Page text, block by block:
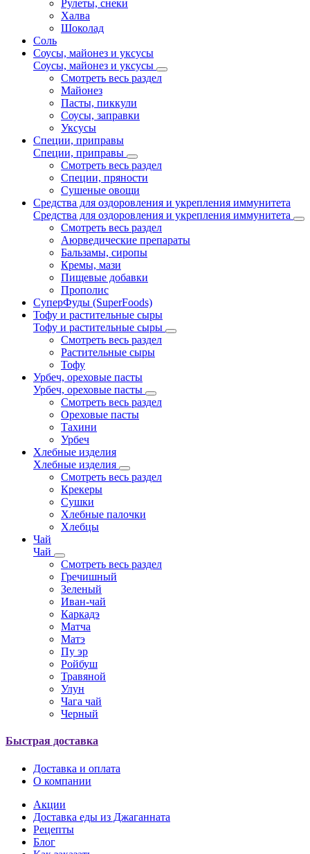
Рулеты, снеки
Халва
Шоколад
Соль
Соусы, майонез и уксусы
Соусы, майонез и уксусы
Смотреть весь раздел
Майонез
Пасты, пиккули
Соусы, заправки
Уксусы
Специи, приправы
Специи, приправы
Смотреть весь раздел
Специи, пряности
Сушеные овощи
Средства для оздоровления и укрепления иммунитета
Средства для оздоровления и укрепления иммунитета
Смотреть весь раздел
Аюрведические препараты
Бальзамы, сиропы
Кремы, мази
Пищевые добавки
Прополис
СуперФуды (SuperFoods)
Тофу и растительные сыры
Тофу и растительные сыры
Смотреть весь раздел
Растительные сыры
Тофу
Урбеч, ореховые пасты
Урбеч, ореховые пасты
Смотреть весь раздел
Ореховые пасты
Тахини
Урбеч
Хлебные изделия
Хлебные изделия
Смотреть весь раздел
Крекеры
Сушки
Хлебные палочки
Хлебцы
Чай
Чай
Смотреть весь раздел
Гречишный
Зеленый
Иван-чай
Каркадэ
Матча
Матэ
Пу эр
Ройбуш
Травяной
Улун
Чага чай
Черный
Быстрая доставка
Доставка и оплата
О компании
Акции
Доставка еды из Джаганната
Рецепты
Блог